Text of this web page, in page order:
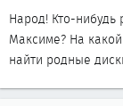
Народ! Кто-
Максиме? На
найти родные